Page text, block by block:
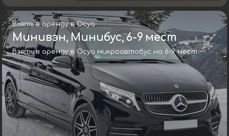
Взять в аренду в Осуа
Минивэн, Минибус, 6-9 мест
Взять в аренду в Осуа микроавтобус на 6-9 мест